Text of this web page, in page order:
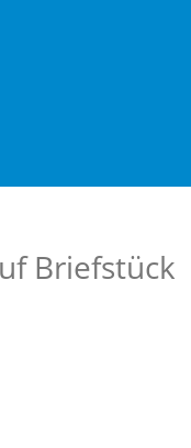
Briefstück